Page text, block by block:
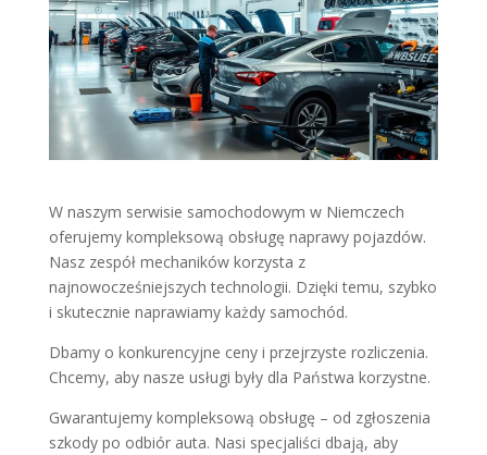
W naszym serwisie samochodowym w Niemczech
oferujemy kompleksową obsługę naprawy pojazdów.
Nasz zespół mechaników korzysta z
najnowocześniejszych technologii. Dzięki temu, szybko
i skutecznie naprawiamy każdy samochód.
Dbamy o konkurencyjne ceny i przejrzyste rozliczenia.
Chcemy, aby nasze usługi były dla Państwa korzystne.
Gwarantujemy kompleksową obsługę – od zgłoszenia
szkody po odbiór auta. Nasi specjaliści dbają, aby